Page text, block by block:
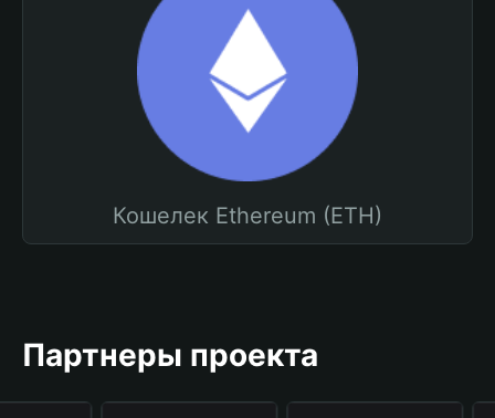
Кошелек Ethereum (ETH)
Партнеры проекта